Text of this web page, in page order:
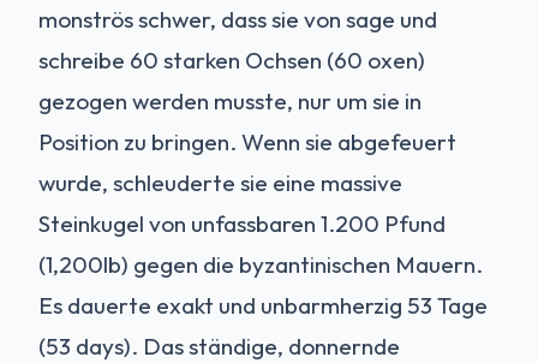
monströs schwer, dass sie von sage und
schreibe 60 starken Ochsen (60 oxen)
gezogen werden musste, nur um sie in
Position zu bringen. Wenn sie abgefeuert
wurde, schleuderte sie eine massive
Steinkugel von unfassbaren 1.200 Pfund
(1,200lb) gegen die byzantinischen Mauern.
Es dauerte exakt und unbarmherzig 53 Tage
(53 days). Das ständige, donnernde